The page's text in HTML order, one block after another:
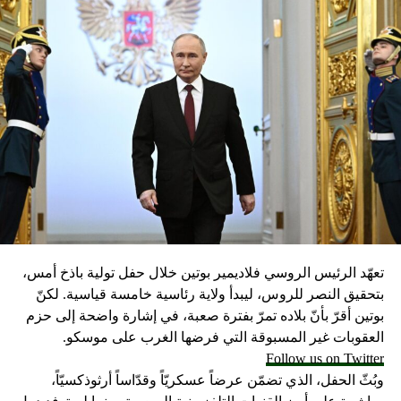
تعهّد الرئيس الروسي فلاديمير بوتين خلال حفل تولية باذخ أمس،
بتحقيق النصر للروس، ليبدأ ولاية رئاسية خامسة قياسية. لكنّ
بوتين أقرّ بأنّ بلاده تمرّ بفترة صعبة، في إشارة واضحة إلى حزم
العقوبات غير المسبوقة التي فرضها الغرب على موسكو.
Follow us on Twitter
وبُثّ الحفل، الذي تضمّن عرضاً عسكريّاً وقدّاساً أرثوذكسيّاً،